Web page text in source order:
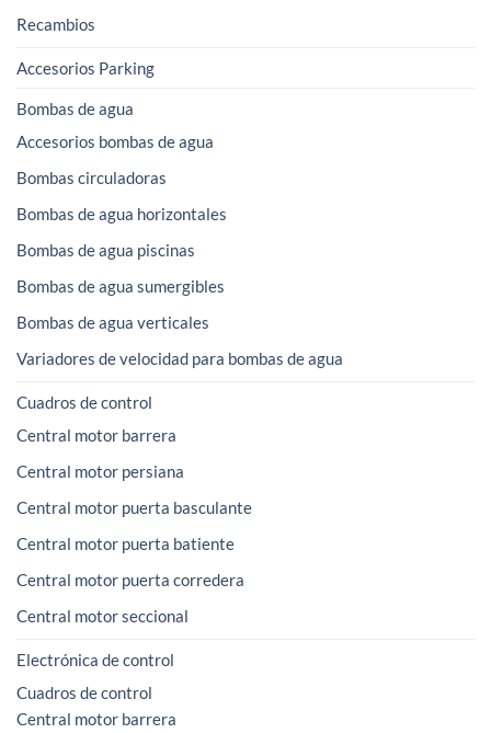
Recambios
Accesorios Parking
Bombas de agua
Accesorios bombas de agua
Bombas circuladoras
Bombas de agua horizontales
Bombas de agua piscinas
Bombas de agua sumergibles
Bombas de agua verticales
Variadores de velocidad para bombas de agua
Cuadros de control
Central motor barrera
Central motor persiana
Central motor puerta basculante
Central motor puerta batiente
Central motor puerta corredera
Central motor seccional
Electrónica de control
Cuadros de control
Central motor barrera